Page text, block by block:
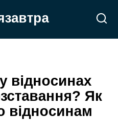
відносинах
Як
відносинам